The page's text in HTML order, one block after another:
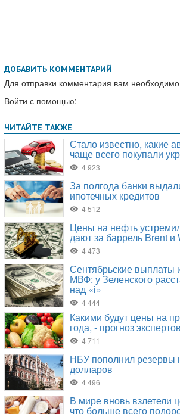
ДОБАВИТЬ КОММЕНТАРИЙ
Для отправки комментария вам необходимо
Войти с помощью: